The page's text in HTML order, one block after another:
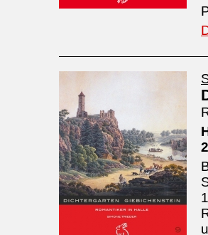
u